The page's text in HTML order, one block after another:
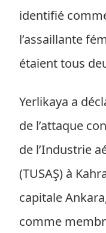
identifié
l’assaillante
étaient tous
Yerlikaya a
de l’attaque
de l’Industrie
(TUSAŞ) à
capitale
comme